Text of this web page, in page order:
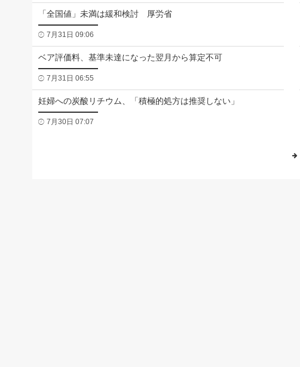
「全国値」未満は緩和検討 厚労省
7月31日 09:06
ベア評価料、基準未達になった翌月から算定不可
7月31日 06:55
妊婦への炭酸リチウム、「積極的処方は推奨しない」
7月30日 07:07